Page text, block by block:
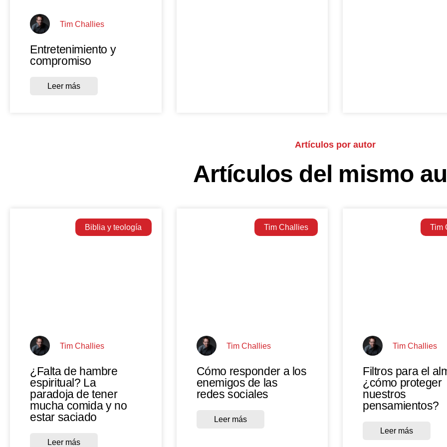
Tim Challies
Entretenimiento y
compromiso
Leer más
Artículos por autor
Artículos del mismo
Biblia y teología
Tim Challies
¿Falta de hambre
espiritual? La
paradoja de tener
mucha comida y no
estar saciado
Leer más
Tim Challies
Tim Challies
Cómo responder a los
enemigos de las
redes sociales
Leer más
Tim
Tim Challies
Filtros para el
¿cómo proteger
nuestros
pensamientos?
Leer más